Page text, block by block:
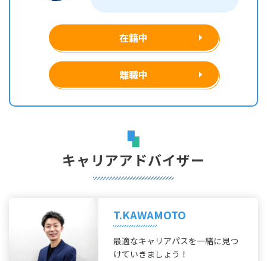
在籍中
離職中
キャリアアドバイザー
T.KAWAMOTO
最適なキャリアパスを一緒に見つ
けていきましょう！